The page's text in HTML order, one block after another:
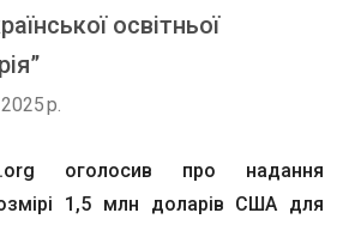
освітньої
р.
оголосив про надання
1,5 млн доларів США для